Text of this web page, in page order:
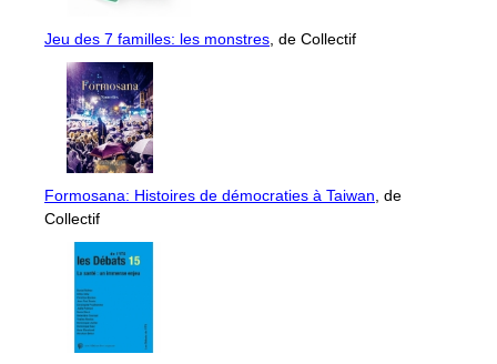
Jeu des 7 familles: les monstres , de Collectif
Formosana: Histoires de démocraties à Taiwan , de
Collectif